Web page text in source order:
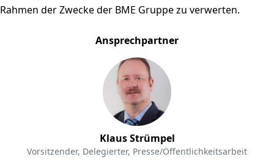
Rahmen der Zwecke der BME Gruppe zu verwerten.
Ansprechpartner
Klaus Strümpel
Vorsitzender, Delegierter, Presse/Öffentlichkeitsarbeit